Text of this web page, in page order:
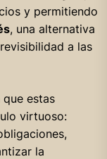
y permitiendo
, una alternativa
a las
estas
virtuoso:
la